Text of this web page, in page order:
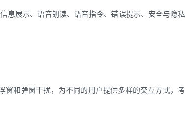
息展示、语音朗读、语音指令、错误提示、安全与隐私
窗和弹窗干扰，为不同的用户提供多样的交互方式，考